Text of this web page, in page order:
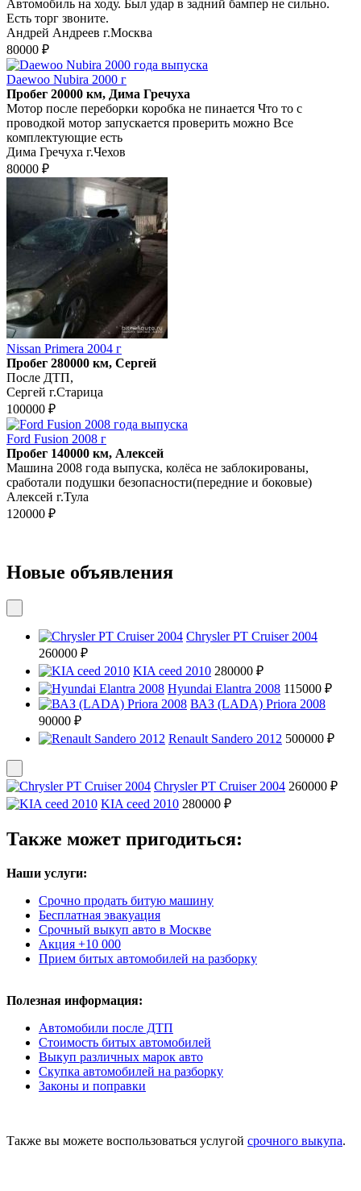
Автомобиль на ходу. Был удар в задний бампер не сильно.
Есть торг звоните.
Андрей Андреев г.Москва
80000 ₽
Daewoo Nubira 2000 г
Пробег 20000 км, Дима Гречуха
Мотор после переборки коробка не пинается Что то с
проводкой мотор запускается проверить можно Все
комплектующие есть
Дима Гречуха г.Чехов
80000 ₽
Nissan Primera 2004 г
Пробег 280000 км, Сергей
После ДТП,
Сергей г.Старица
100000 ₽
Ford Fusion 2008 г
Пробег 140000 км, Алексей
Машина 2008 года выпуска, колёса не заблокированы,
сработали подушки безопасности(передние и боковые)
Алексей г.Тула
120000 ₽
Новые объявления
Chrysler PT Cruiser 2004
260000 ₽
KIA ceed 2010 280000 ₽
Hyundai Elantra 2008 115000 ₽
ВАЗ (LADA) Priora 2008
90000 ₽
Renault Sandero 2012 500000 ₽
Chrysler PT Cruiser 2004 260000 ₽
KIA ceed 2010 280000 ₽
Также может пригодиться:
Наши услуги:
Срочно продать битую машину
Бесплатная эвакуация
Срочный выкуп авто в Москве
Акция +10 000
Прием битых автомобилей на разборку
Полезная информация:
Автомобили после ДТП
Стоимость битых автомобилей
Выкуп различных марок авто
Скупка автомобилей на разборку
Законы и поправки
Также вы можете воспользоваться услугой срочного выкупа.